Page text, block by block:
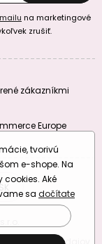
na marketingové
zrušiť.
zákazníkmi
Europe
osobných údajov
tvorivú
e-shope. Na
Aké
sa dočítate